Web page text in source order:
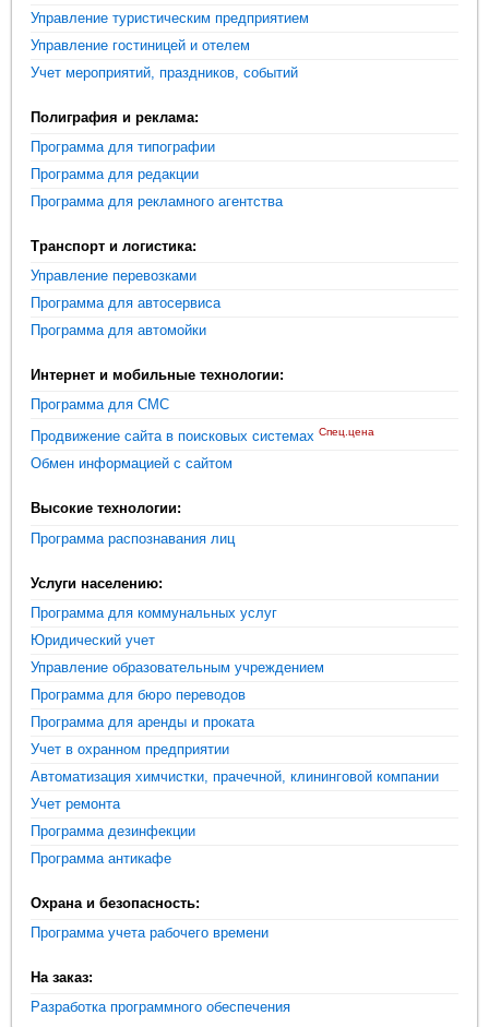
Управление туристическим предприятием
Управление гостиницей и отелем
Учет мероприятий, праздников, событий
Полиграфия и реклама:
Программа для типографии
Программа для редакции
Программа для рекламного агентства
Транспорт и логистика:
Управление перевозками
Программа для автосервиса
Программа для автомойки
Интернет и мобильные технологии:
Программа для СМС
Продвижение сайта в поисковых системах Спец.цена
Обмен информацией с сайтом
Высокие технологии:
Программа распознавания лиц
Услуги населению:
Программа для коммунальных услуг
Юридический учет
Управление образовательным учреждением
Программа для бюро переводов
Программа для аренды и проката
Учет в охранном предприятии
Автоматизация химчистки, прачечной, клининговой компании
Учет ремонта
Программа дезинфекции
Программа антикафе
Охрана и безопасность:
Программа учета рабочего времени
На заказ:
Разработка программного обеспечения